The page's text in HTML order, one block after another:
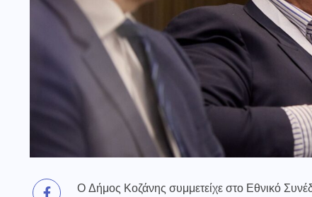
Ο Δήμος Κοζάνης συμμετείχε στο Εθνικό